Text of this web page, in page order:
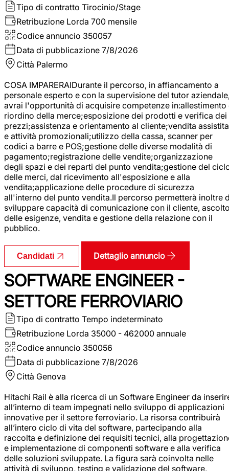
Tipo di contratto Tirocinio/Stage
Retribuzione Lorda 700 mensile
Codice annuncio 350057
Data di pubblicazione 7/8/2026
Città Palermo
COSA IMPARERAIDurante il percorso, in affiancamento a
personale esperto e con la supervisione del tutor
avrai l'opportunità di acquisire competenze in:allestimento
riordino della merce;esposizione dei prodotti e verifica dei
prezzi;assistenza e orientamento al cliente;vendita assistita
e attività promozionali;utilizzo della cassa, scanner per
codici a barre e POS;gestione delle diverse modalità di
pagamento;registrazione delle vendite;organizzazione
degli spazi e dei reparti del punto vendita;gestione del
delle merci, dal ricevimento all'esposizione e alla
vendita;applicazione delle procedure di sicurezza
all'interno del punto vendita.Il percorso permetterà inoltre
sviluppare capacità di comunicazione con il cliente,
delle esigenze, vendita e gestione della relazione con il
pubblico.
Candidati Dettaglio annuncio
SOFTWARE ENGINEER -
SETTORE FERROVIARIO
Tipo di contratto Tempo indeterminato
Retribuzione Lorda 35000 - 462000 annuale
Codice annuncio 350056
Data di pubblicazione 7/8/2026
Città Genova
Hitachi Rail è alla ricerca di un Software Engineer da
all’interno di team impegnati nello sviluppo di applicazioni
innovative per il settore ferroviario. La risorsa contribuirà
all’intero ciclo di vita del software, partecipando alla
raccolta e definizione dei requisiti tecnici, alla
e implementazione di componenti software e alla verifica
delle soluzioni sviluppate. La figura sarà coinvolta nelle
attività di sviluppo, testing e validazione del software,